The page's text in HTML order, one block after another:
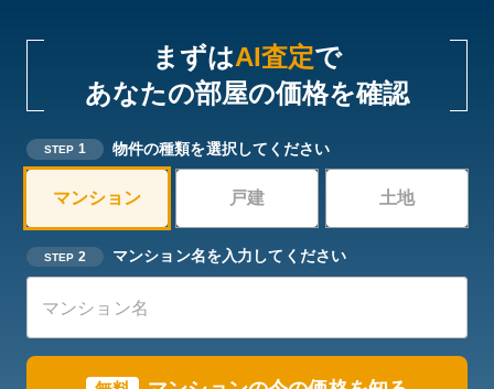
まずはAI査定で
あなたの部屋の価格を確認
STEP 1 物件の種類を選択してください
マンション 戸建 土地
STEP 2 マンション名を入力してください